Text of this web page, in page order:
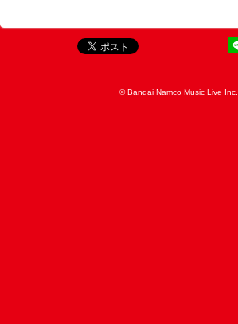
© Bandai Namco Music Live Inc.